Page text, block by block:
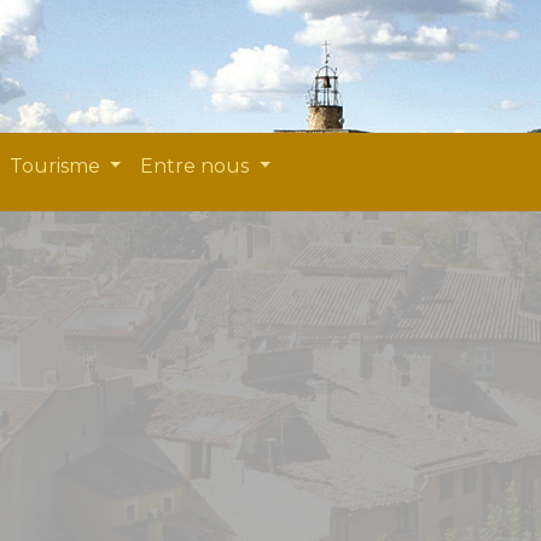
Tourisme Entre nous